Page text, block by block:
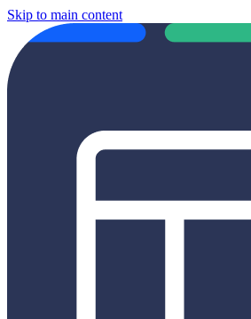
Skip to main content